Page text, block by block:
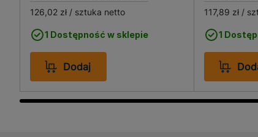
126,02 zł / sztuka netto
1 Dostępność w sklepie
Dodaj
117,89 zł /
1